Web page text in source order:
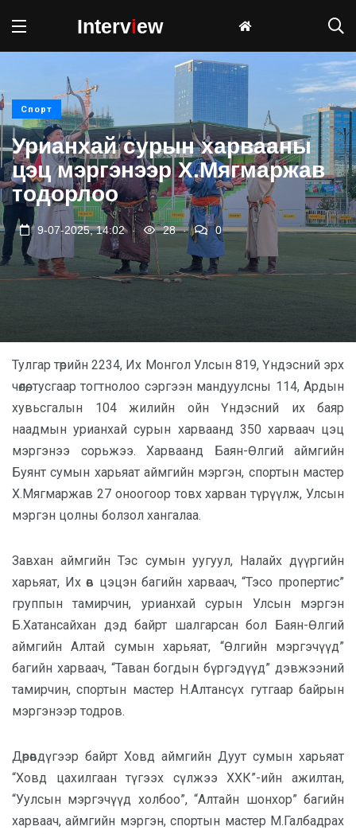
Interview
Спорт
Урианхай сурын харвааны
цэц мэргэнээр Х.Мягмаржав
тодорлоо
9-07-2025, 14:02 . 28 . 0
Тулгар төрийн 2234, Их Монгол Улсын 819, Үндэсний эрх
чөлөө, тусгаар тогтнолоо сэргээн мандуулсны 114, Ардын
хувьсгалын 104 жилийн ойн Үндэсний их баяр
наадмын урианхай сурын харваанд 350 харваач цэц
мэргэнээ сорьжээ. Харваанд Баян-Өлгий аймгийн
Буянт сумын харьяат аймгийн мэргэн, спортын мастер
Х.Мягмаржав 27 оноогоор товх харван түрүүлж, Улсын
мэргэн цолны болзол хангалаа.
Завхан аймгийн Тэс сумын уугуул, Налайх дүүргийн
харьяат, Их өв цэцэн багийн харваач, “Тэсо пропертис”
группын тамирчин, урианхай сурын Улсын мэргэн
Б.Хатансайхан дэд байрт шалгарсан бол Баян-Өлгий
аймгийн Алтай сумын харьяат, “Өлгийн мэргэчүүд”
багийн харваач, “Таван богдын бүргэдүүд” дэвжээний
тамирчин, спортын мастер Н.Алтансүх гутгаар байрын
мэргэнээр тодров.
Дөрөвдүгээр байрт Ховд аймгийн Дуут сумын харьяат
“Ховд цахилгаан түгээх сүлжээ ХХК”-ийн ажилтан,
“Уулсын мэргэчүүд холбоо”, “Алтайн шонхор” багийн
харваач, аймгийн мэргэн, спортын мастер М.Галбадрах